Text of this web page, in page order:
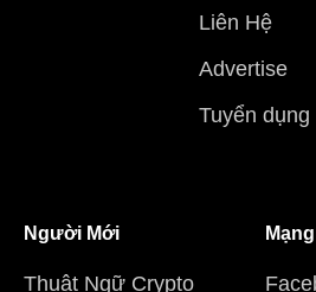
Liên Hệ
Advertise
Tuyển dụng
Người Mới
Thuật Ngữ Crypto